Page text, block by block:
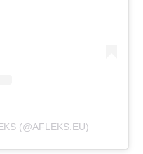
(@AFLEKS.EU)